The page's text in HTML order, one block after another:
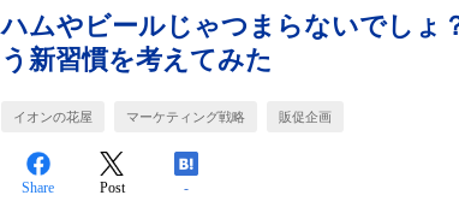
ハムやビールじゃつまらないでし
う新習慣を考えてみた
イオンの花屋 マーケティング戦略 販促企画
Share Post -